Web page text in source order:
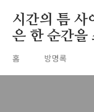
시간의 틈 사
은 한 순간을
홈 방명록